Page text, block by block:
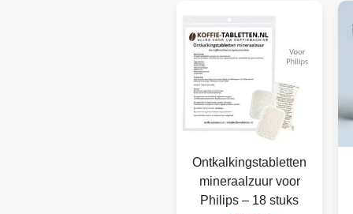
Ontkalkingstabletten
mineraalzuur voor
Philips – 18 stuks